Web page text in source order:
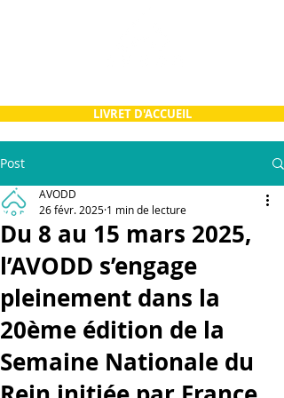
LIVRET D'ACCUEIL
Post
Du 8 au 15 mars 2025,
l’AVODD s’engage
pleinement dans la
20ème édition de la
Semaine Nationale du
AVODD
26 févr. 2025 1 min de lecture